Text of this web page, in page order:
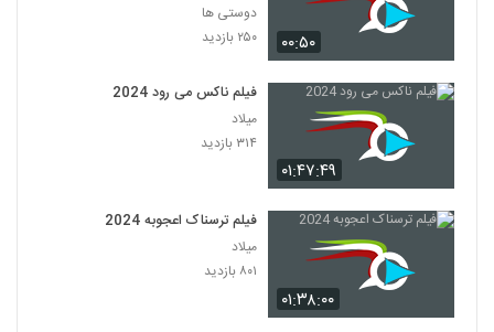
۰۰:۵۰
دوستی ها
۲۵۰ بازدید
۰۱:۴۷:۴۹
فیلم ناکس می رود 2024
میلاد
۳۱۴ بازدید
۰۱:۳۸:۰۰
فیلم ترسناک اعجوبه 2024
میلاد
۸۰۱ بازدید